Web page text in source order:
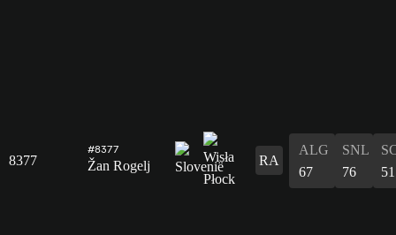
8377
#8377
Žan Rogelj RA
ALG
67
SNL
76
51